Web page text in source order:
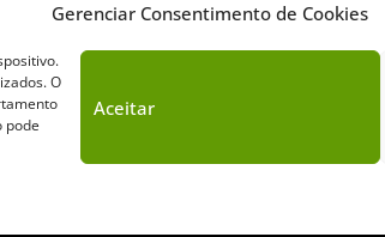
Gerenciar Consentimento de Cookies
O
pode
Aceitar
Sobre o Cavalus